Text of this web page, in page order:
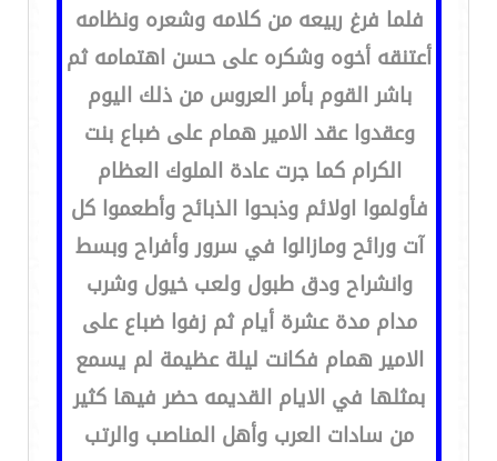
فلما فرغ ربيعه من كلامه وشعره ونظامه
أعتنقه أخوه وشكره على حسن اهتمامه ثم
باشر القوم بأمر العروس من ذلك اليوم
وعقدوا عقد الامير همام على ضباع بنت
الكرام كما جرت عادة الملوك العظام
فأولموا اولائم وذبحوا الذبائح وأطعموا كل
آت ورائح ومازالوا في سرور وأفراح وبسط
وانشراح ودق طبول ولعب خيول وشرب
مدام مدة عشرة أيام ثم زفوا ضباع على
الامير همام فكانت ليلة عظيمة لم يسمع
بمثلها في الايام القديمه حضر فيها كثير
من سادات العرب وأهل المناصب والرتب